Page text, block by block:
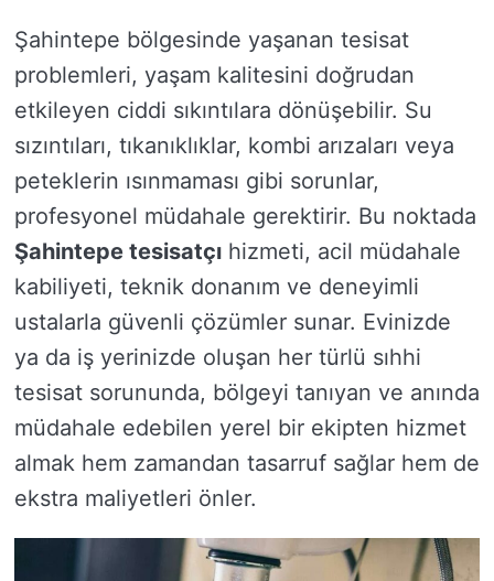
Şahintepe bölgesinde yaşanan tesisat
problemleri, yaşam kalitesini doğrudan
etkileyen ciddi sıkıntılara dönüşebilir. Su
sızıntıları, tıkanıklıklar, kombi arızaları veya
peteklerin ısınmaması gibi sorunlar,
profesyonel müdahale gerektirir. Bu noktada
Şahintepe tesisatçı hizmeti, acil müdahale
kabiliyeti, teknik donanım ve deneyimli
ustalarla güvenli çözümler sunar. Evinizde
ya da iş yerinizde oluşan her türlü sıhhi
tesisat sorununda, bölgeyi tanıyan ve anında
müdahale edebilen yerel bir ekipten hizmet
almak hem zamandan tasarruf sağlar hem de
ekstra maliyetleri önler.